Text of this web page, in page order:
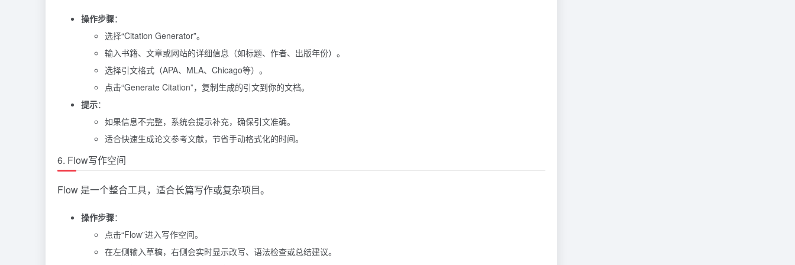
操作步骤：
选择“Citation Generator”。
输入书籍、文章或网站的详细信息（如标题、作者、出版年份）。
选择引文格式（APA、MLA、Chicago等）。
点击“Generate Citation”，复制生成的引文到你的文档。
提示：
如果信息不完整，系统会提示补充，确保引文准确。
适合快速生成论文参考文献，节省手动格式化的时间。
6. Flow写作空间
Flow 是一个整合工具，适合长篇写作或复杂项目。
操作步骤：
点击“Flow”进入写作空间。
在左侧输入草稿，右侧会实时显示改写、语法检查或总结建议。